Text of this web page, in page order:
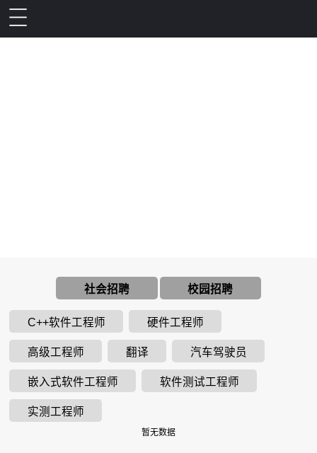
社会招聘 校园招聘
C++软件工程师 硬件工程师
高级工程师 翻译 汽车驾驶员
嵌入式软件工程师 软件测试工程师
实测工程师
暂无数据